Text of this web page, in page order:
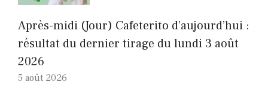
Après-midi (Jour) Cafeterito d’aujourd’hui :
résultat du dernier tirage du lundi 3 août
2026
5 août 2026